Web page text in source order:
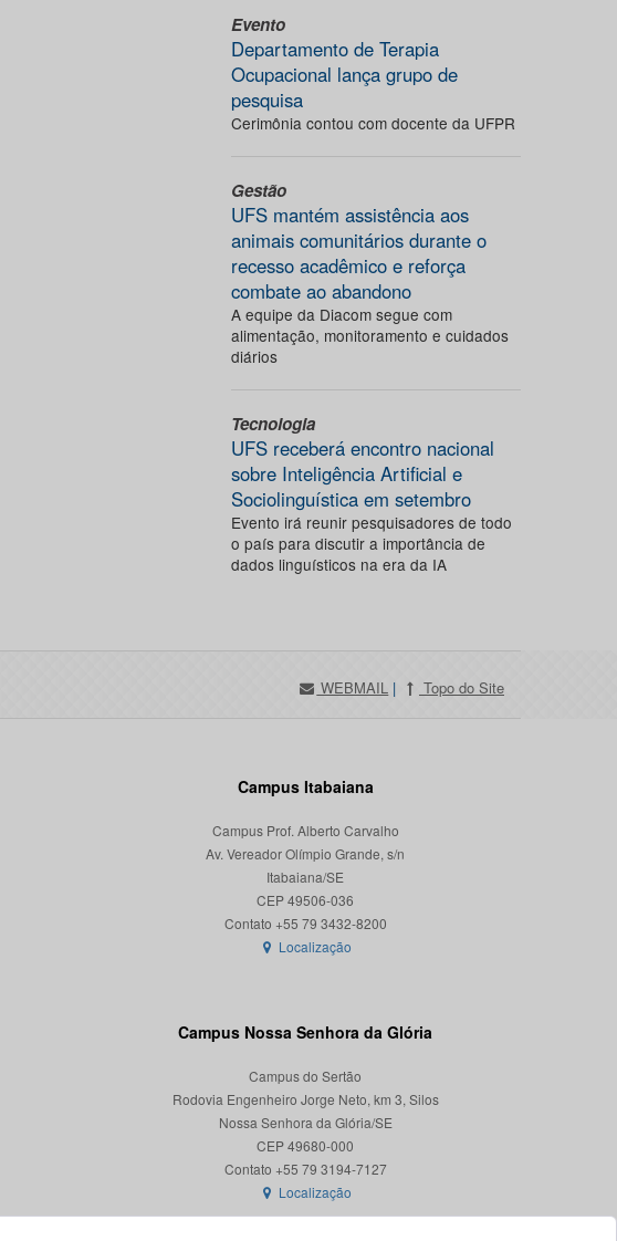
Evento
Departamento de Terapia
Ocupacional lança grupo de
pesquisa
Cerimônia contou com docente da UFPR
Gestão
UFS mantém assistência aos
animais comunitários durante o
recesso acadêmico e reforça
combate ao abandono
A equipe da Diacom segue com
alimentação, monitoramento e cuidados
diários
Tecnologia
UFS receberá encontro nacional
sobre Inteligência Artificial e
Sociolinguística em setembro
Evento irá reunir pesquisadores de todo
o país para discutir a importância de
dados linguísticos na era da IA
WEBMAIL | Topo do Site
Campus Itabaiana
Campus Prof. Alberto Carvalho
Av. Vereador Olímpio Grande, s/n
Itabaiana/SE
CEP 49506-036
Localização
Campus Nossa Senhora da Glória
Campus do Sertão
Rodovia Engenheiro Jorge Neto, km 3, Silos
Nossa Senhora da Glória/SE
CEP 49680-000
Contato +55 79 3194-7127
Localização